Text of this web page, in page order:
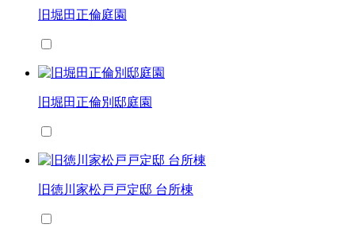
旧堀田正倫庭園
旧堀田正倫別邸庭園
旧徳川家松戸戸定邸 台所棟